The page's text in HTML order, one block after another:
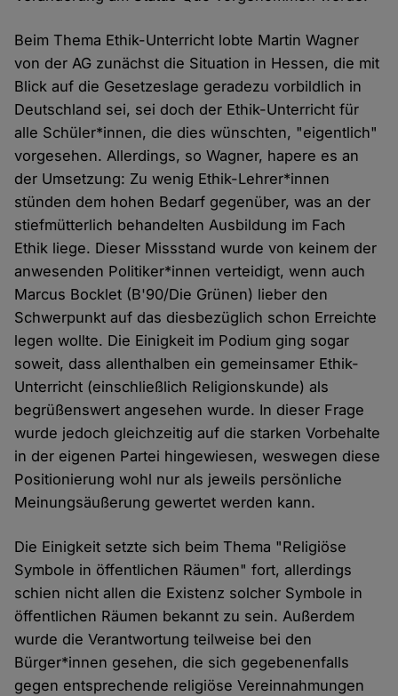
Beim Thema Ethik-Unterricht lobte Martin Wagner
von der AG zunächst die Situation in Hessen, die mit
Blick auf die Gesetzeslage geradezu vorbildlich in
Deutschland sei, sei doch der Ethik-Unterricht für
alle Schüler*innen, die dies wünschten, "eigentlich"
vorgesehen. Allerdings, so Wagner, hapere es an
der Umsetzung: Zu wenig Ethik-Lehrer*innen
stünden dem hohen Bedarf gegenüber, was an der
stiefmütterlich behandelten Ausbildung im Fach
Ethik liege. Dieser Missstand wurde von keinem der
anwesenden Politiker*innen verteidigt, wenn auch
Marcus Bocklet (B'90/Die Grünen) lieber den
Schwerpunkt auf das diesbezüglich schon Erreichte
legen wollte. Die Einigkeit im Podium ging sogar
soweit, dass allenthalben ein gemeinsamer Ethik-
Unterricht (einschließlich Religionskunde) als
begrüßenswert angesehen wurde. In dieser Frage
wurde jedoch gleichzeitig auf die starken Vorbehalte
in der eigenen Partei hingewiesen, weswegen diese
Positionierung wohl nur als jeweils persönliche
Meinungsäußerung gewertet werden kann.
Die Einigkeit setzte sich beim Thema "Religiöse
Symbole in öffentlichen Räumen" fort, allerdings
schien nicht allen die Existenz solcher Symbole in
öffentlichen Räumen bekannt zu sein. Außerdem
wurde die Verantwortung teilweise bei den
Bürger*innen gesehen, die sich gegebenenfalls
gegen entsprechende religiöse Vereinnahmungen